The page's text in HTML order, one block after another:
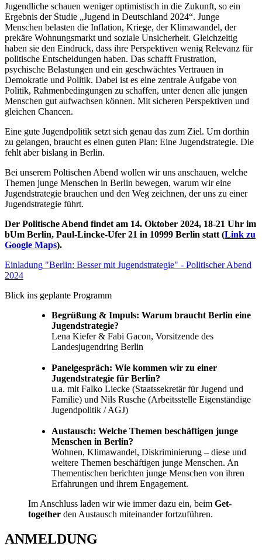
Jugendliche schauen weniger optimistisch in die Zukunft, so ein
Ergebnis der Studie „Jugend in Deutschland 2024“. Junge
Menschen belasten die Inflation, Kriege, der Klimawandel, der
prekäre Wohnungsmarkt und soziale Unsicherheit. Gleichzeitig
haben sie den Eindruck, dass ihre Perspektiven wenig Relevanz für
politische Entscheidungen haben. Das schafft Frustration,
psychische Belastungen und ein geschwächtes Vertrauen in
Demokratie und Politik. Dabei ist es eine zentrale Aufgabe von
Politik, Rahmenbedingungen zu schaffen, unter denen alle jungen
Menschen gut aufwachsen können. Mit sicheren Perspektiven und
gleichen Chancen.
Eine gute Jugendpolitik setzt sich genau das zum Ziel. Um dorthin
zu gelangen, braucht es einen guten Plan: Eine Jugendstrategie. Die
fehlt aber bislang in Berlin.
Bei unserem Poltischen Abend wollen wir uns anschauen, welche
Themen junge Menschen in Berlin bewegen, warum wir eine
Jugendstrategie brauchen und den Weg zeichnen, der uns zu einer
Jugendstrategie führt.
Der Politische Abend findet am 14. Oktober 2024, 18-21 Uhr im
bUm Berlin, Paul-Lincke-Ufer 21 in 10999 Berlin statt (Link zu
Google Maps).
Einladung "Berlin: Besser mit Jugendstrategie" - Politischer Abend
2024
Blick ins geplante Programm
Begrüßung & Impuls: Warum braucht Berlin eine
Jugendstrategie?
Lena Kiefer & Fabi Gacon, Vorsitzende des
Landesjugendring Berlin
Panelgespräch: Wie kommen wir zu einer
Jugendstrategie für Berlin?
u.a. mit Falko Liecke (Staatssekretär für Jugend und
Familie) und Nils Rusche (Arbeitsstelle Eigenständige
Jugendpolitik / AGJ)
Austausch: Welche Themen beschäftigen junge
Menschen in Berlin?
Wohnen, Klimawandel, Diskriminierung – diese und
weitere Themen beschäftigen junge Menschen. An
Thementischen berichten junge Menschen von ihren
Erfahrungen und ihrem Engagement.
Im Anschluss laden wir wie immer dazu ein, beim Get-
together den Austausch miteinander fortzuführen.
ANMELDUNG